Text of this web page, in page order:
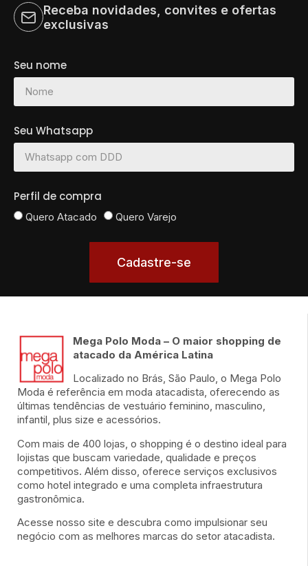
Receba novidades, convites e ofertas
exclusivas
Seu nome
Seu Whatsapp
Perfil de compra
Quero Atacado Quero Varejo
Cadastre-se
Mega Polo Moda – O maior shopping de
atacado da América Latina
Localizado no Brás, São Paulo, o Mega Polo
Moda é referência em moda atacadista, oferecendo as
últimas tendências de vestuário feminino, masculino,
infantil, plus size e acessórios.
Com mais de 400 lojas, o shopping é o destino ideal para
lojistas que buscam variedade, qualidade e preços
competitivos. Além disso, oferece serviços exclusivos
como hotel integrado e uma completa infraestrutura
gastronômica.
Acesse nosso site e descubra como impulsionar seu
negócio com as melhores marcas do setor atacadista.